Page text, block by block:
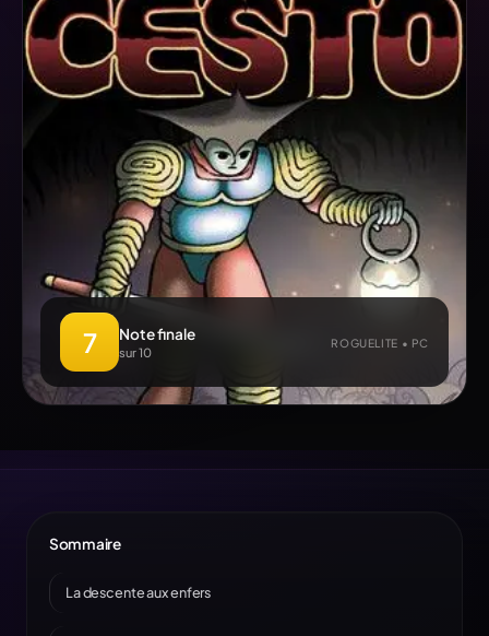
7 Note finale
sur 10
ROGUELITE • PC
Sommaire
La descente aux enfers